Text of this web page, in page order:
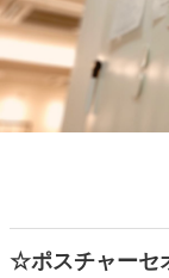
☆ポスチャーセ